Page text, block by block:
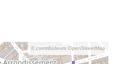
© contributeurs OpenStreetMap